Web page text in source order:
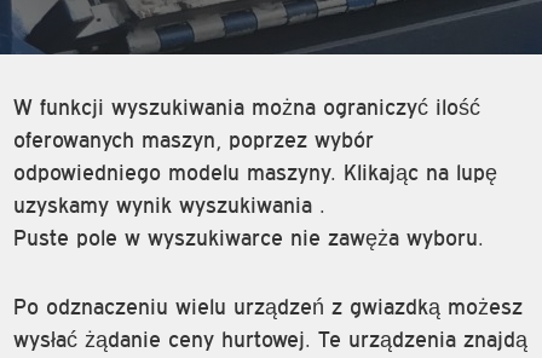
W funkcji wyszukiwania można ograniczyć ilość
oferowanych maszyn, poprzez wybór
odpowiedniego modelu maszyny. Klikając na lupę
uzyskamy wynik wyszukiwania .
Puste pole w wyszukiwarce nie zawęża wyboru.
Po odznaczeniu wielu urządzeń z gwiazdką możesz
wysłać żądanie ceny hurtowej. Te urządzenia znajdą